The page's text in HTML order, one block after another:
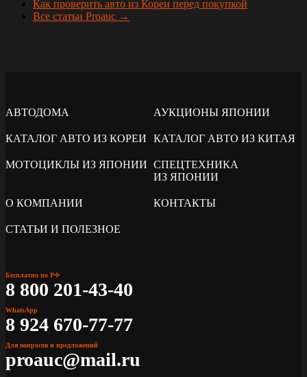
Как проверить авто из Кореи перед покупкой
Все статьи Proauc →
АВТОДОМА АУКЦИОНЫ ЯПОНИИ
КАТАЛОГ АВТО ИЗ КОРЕИ КАТАЛОГ АВТО ИЗ КИТАЯ
МОТОЦИКЛЫ ИЗ ЯПОНИИ СПЕЦТЕХНИКА
ИЗ ЯПОНИИ
О КОМПАНИИ КОНТАКТЫ
СТАТЬИ И ПОЛЕЗНОЕ
Бесплатно по РФ
8 800 201-43-40
WhatsApp
8 924 670-77-77
Для вопросов и предложений
proauc@mail.ru